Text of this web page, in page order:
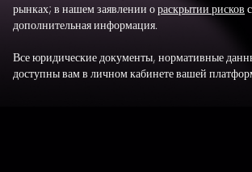
рынках; в нашем заявлении о раскрытии рисков
дополнительная информация.
Все юридические документы, нормативные
доступны вам в личном кабинете вашей